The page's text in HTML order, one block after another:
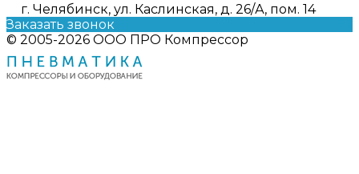
г. Челябинск, ул. Каслинская, д. 26/А, пом. 14
Заказать звонок
© 2005-2026 ООО ПРО Компрессор